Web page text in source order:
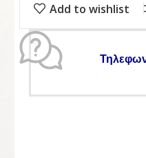
Add to wishlist